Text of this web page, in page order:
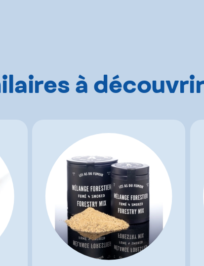
à